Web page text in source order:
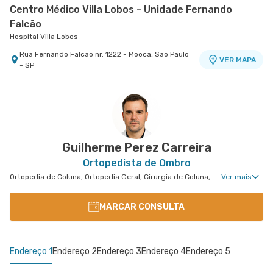
Centro Médico Villa Lobos - Unidade Fernando
Falcão
Hospital Villa Lobos
Rua Fernando Falcao nr. 1222 - Mooca, Sao Paulo
- SP
VER MAPA
Rua Tiradentes nr. 149 - Vila Dora, Santo Andre -
Guilherme Perez Carreira
Ortopedista de Ombro
Ortopedia de Coluna, Ortopedia Geral, Cirurgia de Coluna, Ortopedia de Cotovelo, Cirurgia de Cotovelo, Cirurgia de Ombro Ver mais
MARCAR CONSULTA
Endereço 1 Endereço 2Endereço 3Endereço 4Endereço 5